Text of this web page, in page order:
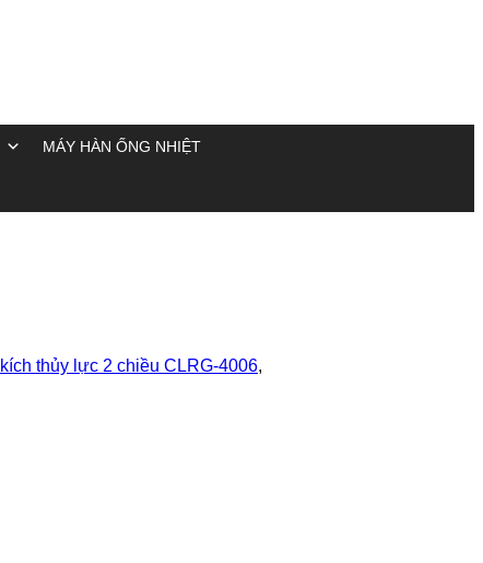
MÁY HÀN ỐNG NHIỆT
kích thủy lực 2 chiều CLRG-4006,